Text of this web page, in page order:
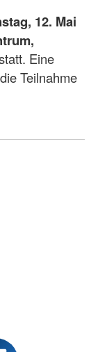
12. Mai
Eine
Teilnahme